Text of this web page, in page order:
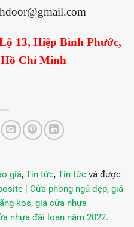
13, Hiệp Bình Phước,
Chí Minh
giá, Tin tức, Tin tức và được
| Cửa phòng ngủ đẹp, giá
kos, giá cửa nhựa
nhựa đài loan năm 2022.